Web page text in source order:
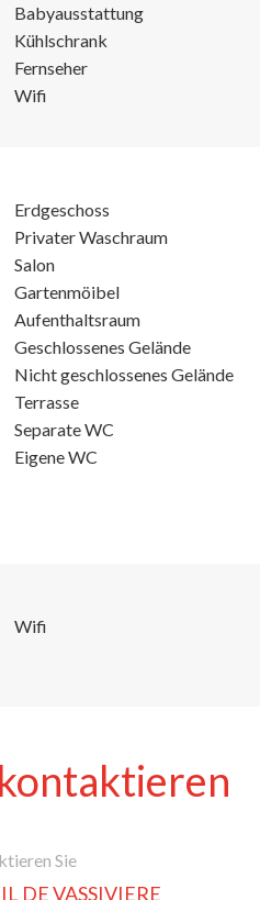
Babyausstattung
Kühlschrank
Fernseher
Wifi
Erdgeschoss
Privater Waschraum
Salon
Gartenmöibel
Aufenthaltsraum
Geschlossenes Gelände
Nicht geschlossenes Gelände
Terrasse
Separate WC
Eigene WC
Wifi
Sie
DE VASSIVIERE